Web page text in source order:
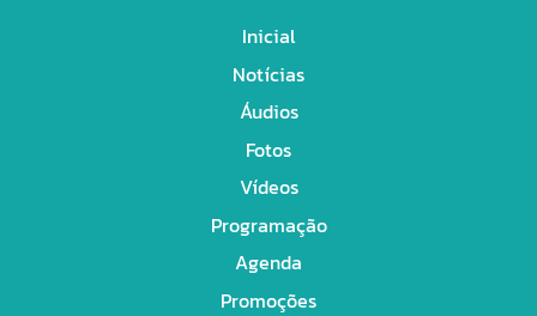
Inicial
Notícias
Áudios
Fotos
Vídeos
Programação
Agenda
Promoções